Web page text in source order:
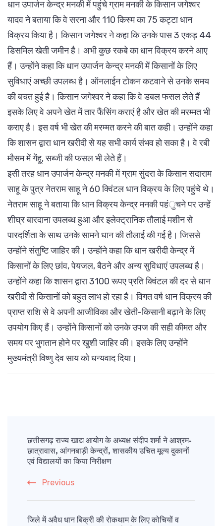
धान उपार्जन केन्द्र मनकी में पहुंचे ग्राम मनकी के किसान जगेश्वर
यादव ने बताया कि वे सरना और 110 किस्म का 75 कट्टा धान
विक्रय किया है। किसान जगेश्वर ने कहा कि उनके पास 3 एकड़ 44
डिसमिल खेती जमीन है। अभी कुछ रकबे का धान विक्रय करने आए
हैं। उन्होंने कहा कि धान उपार्जन केन्द्र मनकी में किसानों के लिए
सुविधाएं अच्छी उपलब्ध है। ऑनलाईन टोकन कटवाने से उनके समय
की बचत हुई है। किसान जगेश्वर ने कहा कि वे डबल फसल लेते हैं
इसके लिए वे अपने खेत में तार फैंसिंग कराएं है और खेत की मरम्मत भी
कराए है। इस वर्ष भी खेत की मरम्मत करने की बात कही। उन्होंने कहा
कि शासन द्वारा धान खरीदी से यह सभी कार्य संभव हो सका है। वे रबी
मौसम में गेंहू, सब्जी की फसल भी लेते हैं।
इसी तरह धान उपार्जन केन्द्र मनकी में ग्राम सुंदरा के किसान सदाराम
साहू के पुत्र नेतराम साहू ने 60 क्विंटल धान विक्रय के लिए पहुंचे थे।
नेतराम साहू ने बताया कि धान विक्रय केन्द्र मनकी पहंुचने पर उन्हें
शीघ्र बारदाना उपलब्ध हुआ और इलेक्ट्रानिक तौलाई मशीन से
पारदर्शिता के साथ उनके सामने धान की तौलाई की गई है। जिससे
उन्होंने संतुष्टि जाहिर की। उन्होंने कहा कि धान खरीदी केन्द्र में
किसानों के लिए छांव, पेयजल, बैठने और अन्य सुविधाएं उपलब्ध है।
उन्होंने कहा कि शासन द्वारा 3100 रूपए प्रति क्विंटल की दर से धान
खरीदी से किसानों को बहुत लाभ हो रहा है। विगत वर्ष धान विक्रय की
प्राप्त राशि से वे अपनी आजीविका और खेती-किसानी बढ़ाने के लिए
उपयोग किए हैं। उन्होंने किसानों को उनके उपज की सही कीमत और
समय पर भुगतान होने पर खुशी जाहिर की। इसके लिए उन्होंने
मुख्यमंत्री विष्णु देव साय को धन्यवाद दिया।
Navigation
छत्तीसगढ़ राज्य खाद्य आयोग के अध्यक्ष संदीप शर्मा ने आश्रम-
छात्रावास, आंगनबाड़ी केन्द्रों, शासकीय उचित मूल्य दुकानों
एवं विद्यालयों का किया निरीक्षण
Previous
जिले में अवैध धान बिक्री की रोकथाम के लिए कोचियों व